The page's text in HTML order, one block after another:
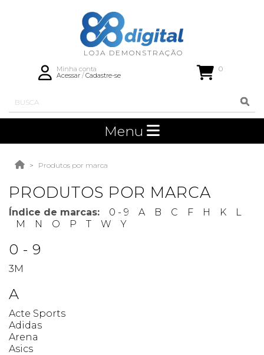
Minha conta
Acessar/Cadastre-se
0
Menu
Produtos por marca
PRODUTOS POR MARCA
Índice de marcas: 0 - 9 A B C F H K
L
M
N O P T W Y
0 - 9
3M
A
Acte Sports
Adidas
Arena
Asics